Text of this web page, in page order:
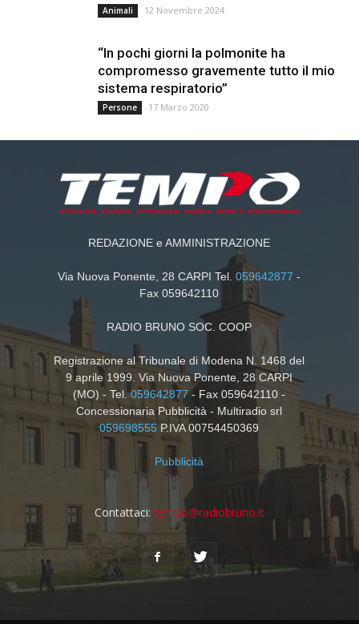
Animali 12 Novembre 2024
“In pochi giorni la polmonite ha
compromesso gravemente tutto il mio
sistema respiratorio”
Persone 17 Marzo 2020
REDAZIONE e AMMINISTRAZIONE
Via Nuova Ponente, 28 CARPI Tel.059642877 -
Fax 059642110
RADIO BRUNO SOC. COOP
Registrazione al Tribunale di Modena N. 1468 del
9 aprile 1999. Via Nuova Ponente, 28 CARPI
(MO) - Tel.059642877- Fax 059642110 -
Concessionaria Pubblicità - Multiradio srl
059698555 P.IVA 00754450369
Pubblicità
Contattaci: tempo@radiobruno.it